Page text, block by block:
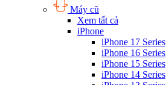
Máy cũ
Xem tất cả
iPhone
iPhone 17 Series
iPhone 16 Series
iPhone 15 Series
iPhone 14 Series